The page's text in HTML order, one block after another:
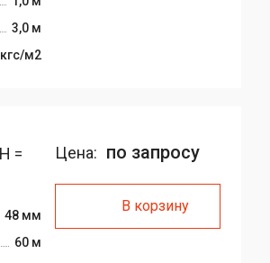
3,0 м
м2
=
48 мм
60 м
Цена: по запросу
В корзину